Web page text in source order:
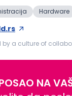
Hardware
a culture of
NA